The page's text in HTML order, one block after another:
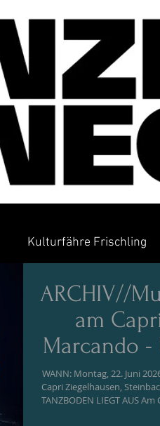
ARCHIV//
am
Marcando -
de
WANN: Montag, 22. Juni
Capri Ziegelhausen,
TANZBODEN LIEGT AUS
Kulturfähre Frischling